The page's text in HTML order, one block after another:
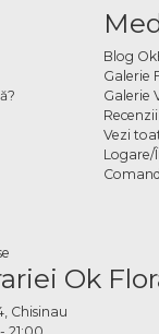
Blog
Galerie
Galerie
Recenzii
Vezi
Logare/
Ok
Chisinau